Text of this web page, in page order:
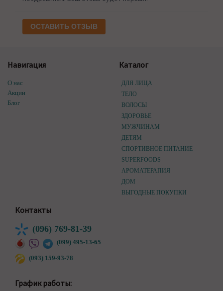
ОСТАВИТЬ ОТЗЫВ
Навигация
О нас
Акции
Блог
Каталог
ДЛЯ ЛИЦА
ТЕЛО
ВОЛОСЫ
ЗДОРОВЬЕ
МУЖЧИНАМ
ДЕТЯМ
СПОРТИВНОЕ ПИТАНИЕ
SUPERFOODS
АРОМАТЕРАПИЯ
ДОМ
ВЫГОДНЫЕ ПОКУПКИ
Контакты
(096) 769-81-39
(099) 495-13-65
(093) 159-93-78
График работы: